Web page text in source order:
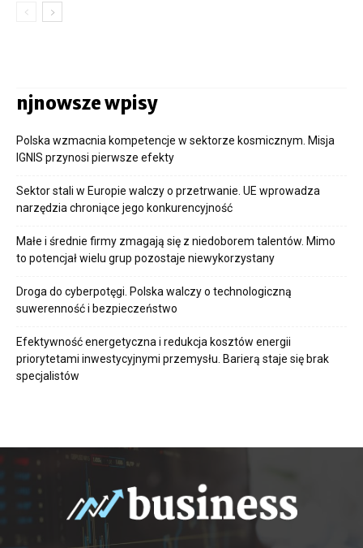
njnowsze wpisy
Polska wzmacnia kompetencje w sektorze kosmicznym. Misja
IGNIS przynosi pierwsze efekty
Sektor stali w Europie walczy o przetrwanie. UE wprowadza
narzędzia chroniące jego konkurencyjność
Małe i średnie firmy zmagają się z niedoborem talentów. Mimo
to potencjał wielu grup pozostaje niewykorzystany
Droga do cyberpotęgi. Polska walczy o technologiczną
suwerenność i bezpieczeństwo
Efektywność energetyczna i redukcja kosztów energii
priorytetami inwestycyjnymi przemysłu. Barierą staje się brak
specjalistów